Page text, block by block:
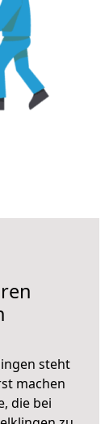
steht
machen
die bei